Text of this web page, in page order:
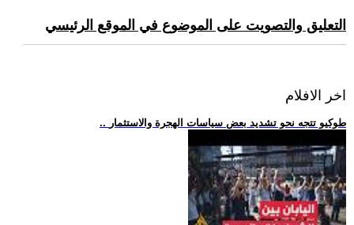
التعليق والتصويت على الموضوع في الموقع الرئيسي
اخر الافلام
.. طوكيو تتجه نحو تشديد بعض سياسات الهجرة والاستثمار